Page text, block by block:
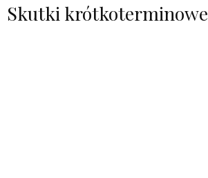
Skutki krótkoterminowe